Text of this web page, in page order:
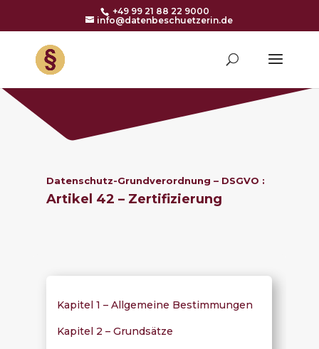
+49 99 21 88 22 9000
info@datenbeschuetzerin.de
Datenschutz-Grundverordnung – DSGVO :
Artikel 42 – Zertifizierung
Kapitel 1 – Allgemeine Bestimmungen
Kapitel 2 – Grundsätze